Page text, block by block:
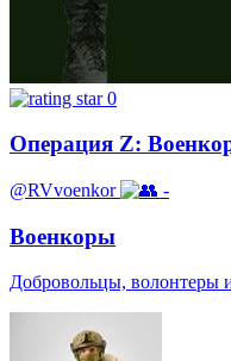
0
Операция Z:
@RVvoenkor -
Военкоры
Добровольцы, волонтеры